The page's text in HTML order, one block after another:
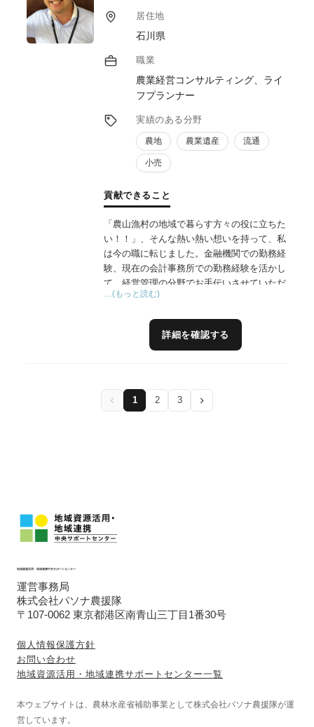
居住地
石川県
職業
農業経営コンサルティング、ライ
フプランナー
実績のある分野
農地 農業遺産 流通
小売
貢献できること
「農山漁村の地域で暮らす方々の役に立ちた
い！！」、そんな熱い熱い想いを持って、私
は今の職に転じました。金融機関での勤務経
験、現在の会計事務所での勤務経験を活かし
て、経営管理の分野でお手伝いさせていただ
きます！また、金融機関では様々な営農類型
に養豚、水稲、果樹の経営の方には、私の持
っている知識でお役に立てると思います。加
しょう！
…(もっと読む)
詳細を確認する
‹ 1 2 3 ›
地域資源活用・地域連携中央サポートセンター
運営事務局
株式会社パソナ農援隊
〒107-0062 東京都港区南青山三丁目1番30号
個人情報保護方針
お問い合わせ
地域資源活用・地域連携サポートセンター一覧
本ウェブサイトは、農林水産省補助事業として株式会社パソナ農援隊が運
営しています。